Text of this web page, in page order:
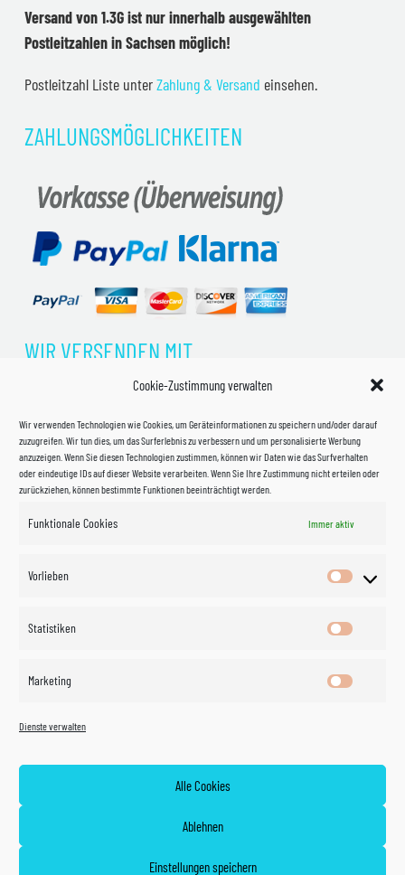
Cookie-Zustimmung verwalten
Wir verwenden Technologien wie Cookies, um Geräteinformationen zu speichern und/oder darauf
zuzugreifen. Wir tun dies, um das Surferlebnis zu verbessern und um personalisierte Werbung
anzuzeigen. Wenn Sie diesen Technologien zustimmen, können wir Daten wie das Surfverhalten
oder eindeutige IDs auf dieser Website verarbeiten. Wenn Sie Ihre Zustimmung nicht erteilen oder
zurückziehen, können bestimmte Funktionen beeinträchtigt werden.
Funktionale Cookies Immer aktiv
Vorlieben
Vorlieben
Statistiken
Marketing
Dienste verwalten
Alle Cookies
Ablehnen
Einstellungen speichern
Versand von 1.3G ist nur innerhalb ausgewählten
Postleitzahlen in Sachsen möglich!
Postleitzahl Liste unterZahlung & Versand einsehen.
ZAHLUNGSMÖGLICHKEITEN
WIR VERSENDEN MIT
©